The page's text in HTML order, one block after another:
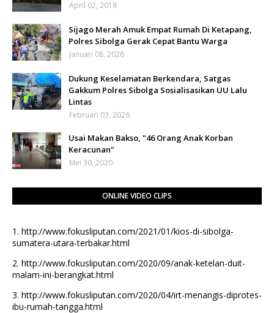
April 02, 2018
Sijago Merah Amuk Empat Rumah Di Ketapang,
Polres Sibolga Gerak Cepat Bantu Warga
Januari 08, 2026
Dukung Keselamatan Berkendara, Satgas
Gakkum Polres Sibolga Sosialisasikan UU Lalu
Lintas
Februari 03, 2026
Usai Makan Bakso, "46 Orang Anak Korban
Keracunan"
Mei 30, 2020
ONLINE VIDEO CLIPS
1. http://www.fokusliputan.com/2021/01/kios-di-sibolga-
sumatera-utara-terbakar.html
2. http://www.fokusliputan.com/2020/09/anak-ketelan-duit-
malam-ini-berangkat.html
3. http://www.fokusliputan.com/2020/04/irt-menangis-diprotes-
ibu-rumah-tangga.html